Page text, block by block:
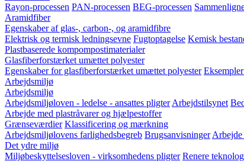
Rayon-processen PAN-processen BEG-processen
Aramidfiber
Egenskaber af glas-, carbon-, og aramidfibre
Elektrisk og termisk ledningsevne Fugtoptagelse Kemisk
Plastbaserede kompompostimaterialer
Glasfiberforstærket umættet polyester
Egenskaber for glasfiberforstærket umættet polyester
Arbejdsmiljø
Arbejdsmiljø
Arbejdsmiljøloven - ledelse - ansattes pligter Arbejdstilsynet
Arbejde med plastråvarer og hjælpestoffer
Grænseværdier Klassificering og mærkning
Arbejdsmiljølovens farlighedsbegreb Brugsanvisninger Arbejde
Det ydre miljø
Miljøbeskyttelsesloven - virksomhedens pligter Renere